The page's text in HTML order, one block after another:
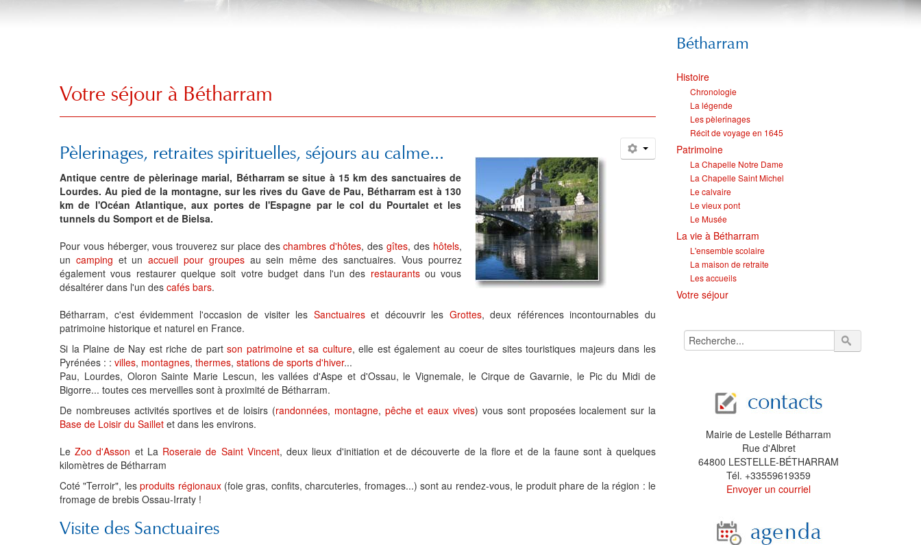
Votre séjour à Bétharram
Pèlerinages, retraites spirituelles, séjours au calme...
Antique centre de pèlerinage marial, Bétharram se situe à 15 km des sanctuaires de
Lourdes. Au pied de la montagne, sur les rives du Gave de Pau, Bétharram est à 130
km de l'Océan Atlantique, aux portes de l'Espagne par le col du Pourtalet et les
tunnels du Somport et de Bielsa.
Pour vous héberger, vous trouverez sur place deschambres d'hôtes, des gîtes, des hôtels,
un camping et unaccueil pour groupesau sein même des sanctuaires. Vous pourrez
également vous restaurer quelque soit votre budget dans l'un des restaurantsou vous
désaltérer dans l'un des cafés bars.
Bétharram, c'est évidemment l'occasion de visiter les Sanctuaireset découvrir les Grottes, deux références incontournables du
patrimoine historique et naturel en France.
Si la Plaine de Nay est riche de partson patrimoine et sa culture, elle est également au coeur de sites touristiques majeurs dans les
Pyrénées : : villes, montagnes, thermes, stations de sports d'hiver...
Pau, Lourdes, Oloron Sainte Marie Lescun, les vallées d'Aspe et d'Ossau, le Vignemale, le Cirque de Gavarnie, le Pic du Midi de
Bigorre... toutes ces merveilles sont à proximité de Bétharram.
De nombreuses activités sportives et de loisirs (randonnées, montagne, pêche et eaux vives) vous sont proposées localement sur la
Base de Loisir du Saillet et dans les environs.
LeZoo d'Asson et La Roseraie de Saint Vincent, deux lieux d'initiation et de découverte de la flore et de la faune sont à quelques
kilomètres de Bétharram
Coté "Terroir", lesproduits régionaux(foie gras, confits, charcuteries, fromages...) sont au rendez-vous, le produit phare de la région : le
fromage de brebis Ossau-Irraty !
Visite des Sanctuaires
Bétharram
Histoire
Chronologie
La légende
Les pèlerinages
Récit de voyage en 1645
Patrimoine
La Chapelle Notre Dame
La Chapelle Saint Michel
Le calvaire
Le vieux pont
Le Musée
La vie à Bétharram
L'ensemble scolaire
La maison de retraite
Les accueils
Votre séjour
Mairie de Lestelle Bétharram
Rue d'Albret
64800 LESTELLE-BÉTHARRAM
Tél. +33559619359
Envoyer un courriel